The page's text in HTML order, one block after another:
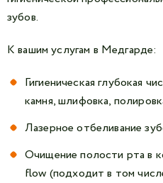
зубов.
К вашим услугам в Медгарде:
Гигиеническая глубокая
камня, шлифовка,
Лазерное отбеливание
Очищение полости рта в
flow (подходит в том